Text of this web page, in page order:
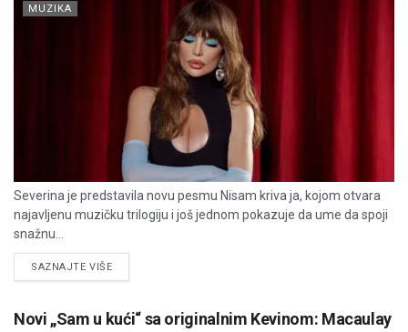
MUZIKA
Severina je predstavila novu pesmu Nisam kriva ja, kojom otvara
najavljenu muzičku trilogiju i još jednom pokazuje da ume da spoji
snažnu...
SAZNAJTE VIŠEDETAILS
Novi „Sam u kući“ sa originalnim Kevinom: Macaulay